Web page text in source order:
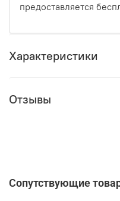
предоставляется
Характеристики
Отзывы
Сопутствующие